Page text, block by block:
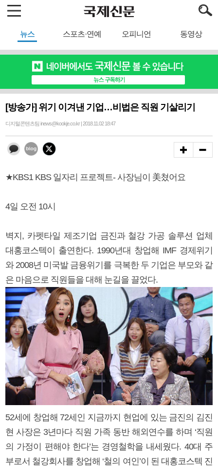
뉴스 스포츠·연예 오피니언 동영상
[방송가] 위기 이겨낸 기업…비법은 직원 기살리기
디지털콘텐츠팀 inews@kookje.co.kr | 2018.11.02 18:47
★KBS1 KBS 일자리 프로젝트- 사장님이 美쳤어요
4일 오전 10시
벽지, 카펫타일 제조기업 금진과 철강 가공 솔루션 업체
대홍코스텍이 출연한다. 1990년대 창업해 IMF 경제위기
와 2008년 미국발 금융위기를 극복한 두 기업은 부모와 같
은 마음으로 직원들을 대해 눈길을 끌었다.
52세에 창업해 72세인 지금까지 현업에 있는 금진의 김진
현 사장은 3년마다 직원 가족 동반 해외연수를 하며 ‘직원
의 가정이 편해야 한다’는 경영철학을 내세웠다. 40대 주
부로서 철강회사를 창업해 ‘철의 여인’이 된 대홍코스텍 진